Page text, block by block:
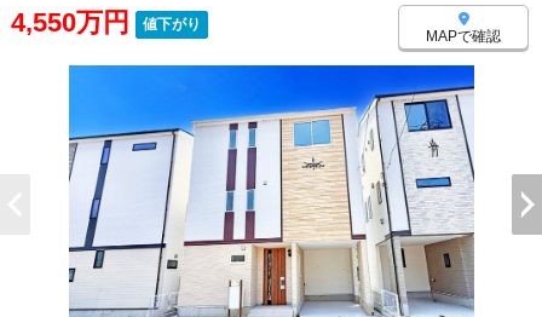
4,550万円 値下がり
MAPで確認